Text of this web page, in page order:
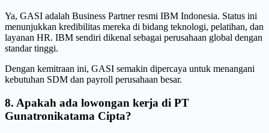
Ya, GASI adalah Business Partner resmi IBM Indonesia. Status ini
menunjukkan kredibilitas mereka di bidang teknologi, pelatihan, dan
layanan HR. IBM sendiri dikenal sebagai perusahaan global dengan
standar tinggi.
Dengan kemitraan ini, GASI semakin dipercaya untuk menangani
kebutuhan SDM dan payroll perusahaan besar.
8. Apakah ada lowongan kerja di PT
Gunatronikatama Cipta?